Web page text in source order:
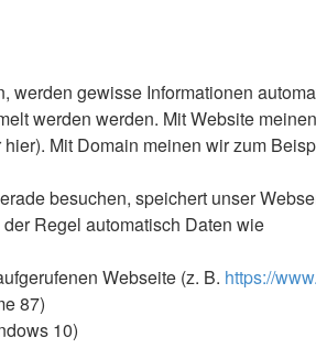
werden gewisse Informationen
werden werden. Mit Website
Mit Domain meinen wir zum
besuchen, speichert unser
Regel automatisch Daten wie
Webseite (z. B. https://
87)
10)